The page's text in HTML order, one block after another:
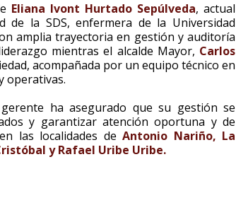
Eliana Ivont Hurtado Sepúlveda, actual
de la SDS, enfermera de la Universidad
amplia trayectoria en gestión y auditoría
mientras el alcalde Mayor, Carlos
acompañada por un equipo técnico en
operativas.
ha asegurado que su gestión se
y garantizar atención oportuna y de
las localidades deAntonio Nariño, La
y Rafael Uribe Uribe.